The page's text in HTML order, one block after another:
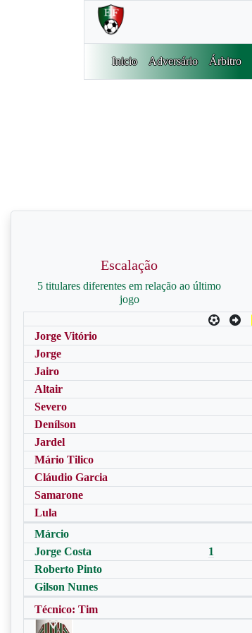
Inicio Adversário Árbitro
Escalação
5 titulares diferentes em relação ao último
jogo
Jorge Vitório
Jorge
Jairo
Altair
Severo
Denílson
Jardel
Mário Tilico
Cláudio Garcia
Samarone
Lula
Márcio
Jorge Costa
1
Roberto Pinto
Gilson Nunes
Técnico: Tim